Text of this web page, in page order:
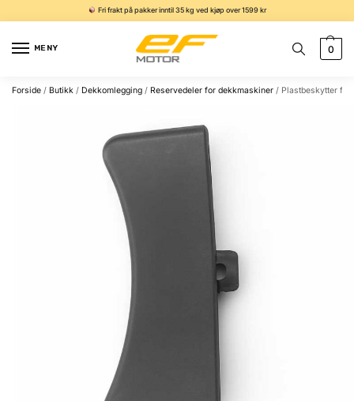
Fri frakt på pakker inntil 35 kg ved kjøp over 1599 kr
MENY 0
Forside / Butikk / Dekkomlegging / Reservedeler for dekkmaskiner / Plastbeskytter for